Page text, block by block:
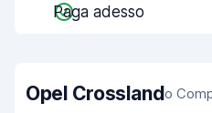
Paga adesso
Opel Crosslando